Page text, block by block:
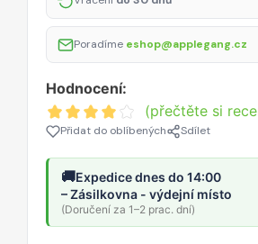
Poradíme eshop@applegang.cz
Hodnocení:
(přečtěte si
Přidat do oblíbených Sdílet
🚚Expedice dnes do 14:00
– Zásilkovna - výdejní místo
(Doručení za 1–2 prac. dní)